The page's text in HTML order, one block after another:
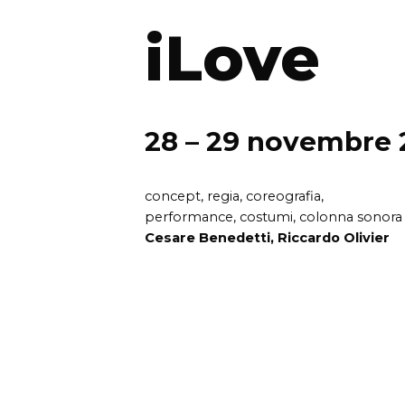
iLove
28 – 29 novembre
concept, regia, coreografia,
performance, costumi, colonna sonora
Cesare Benedetti, Riccardo Olivier